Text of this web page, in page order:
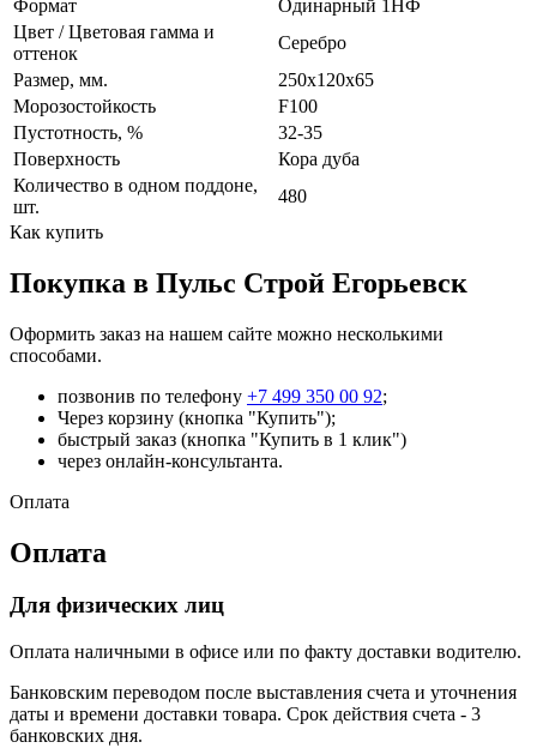
Формат
Одинарный 1НФ
Цвет / Цветовая гамма и
оттенок
Серебро
Размер, мм.
250х120х65
Морозостойкость
F100
Пустотность, %
32-35
Поверхность
Кора дуба
Количество в одном поддоне,
шт.
480
Как купить
Покупка в Пульс Строй Егорьевск
Оформить заказ на нашем сайте можно несколькими
способами.
позвонив по телефону +7 499 350 00 92;
Через корзину (кнопка "Купить");
быстрый заказ (кнопка "Купить в 1 клик")
через онлайн-консультанта.
Оплата
Оплата
Для физических лиц
Оплата наличными в офисе или по факту доставки водителю.
Банковским переводом после выставления счета и уточнения
даты и времени доставки товара. Срок действия счета - 3
банковских дня.